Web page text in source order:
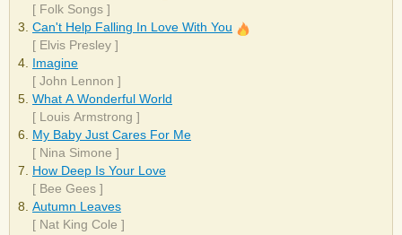
[ Folk Songs ]
Can't Help Falling In Love With You
[ Elvis Presley ]
Imagine
[ John Lennon ]
What A Wonderful World
[ Louis Armstrong ]
My Baby Just Cares For Me
[ Nina Simone ]
How Deep Is Your Love
[ Bee Gees ]
Autumn Leaves
[ Nat King Cole ]